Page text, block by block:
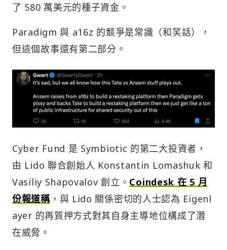
了 580 萬美元的種子資金。
Paradigm 與 a16z 的競爭是常識（和笑話），
但這個故事還有第二部分。
Cyber Fund 是 Symbiotic 的第二大投資者，
由 Lido 聯合創始人 Konstantin Lomashuk 和
Vasiliy Shapovalov 創立。Coindesk 在 5 月
份報道稱，與 Lido 關係密切的人士認為 Eigenl
ayer 的再質押方式對其自身主導地位構成了潛
在威脅。